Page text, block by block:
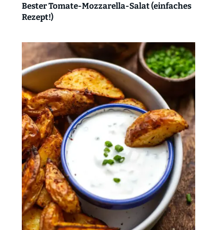
Bester Tomate-Mozzarella-Salat (einfaches
Rezept!)